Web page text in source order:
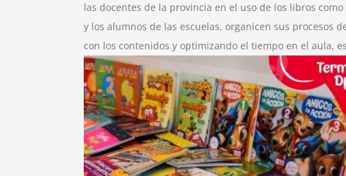
las docentes de la provincia en el uso de los libros
y los alumnos de las escuelas, organicen sus procesos
con los contenidos y optimizando el tiempo en el aula,